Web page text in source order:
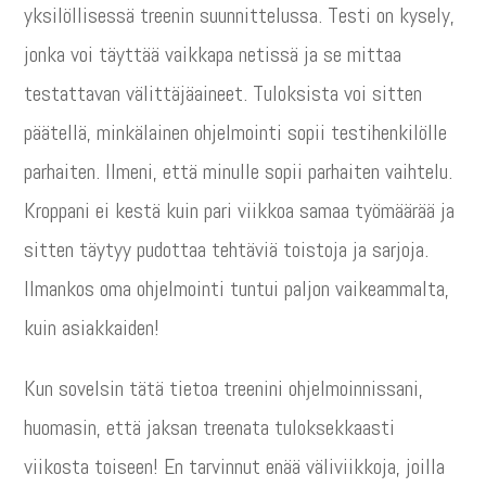
yksilöllisessä treenin suunnittelussa. Testi on kysely,
jonka voi täyttää vaikkapa netissä ja se mittaa
testattavan välittäjäaineet. Tuloksista voi sitten
päätellä, minkälainen ohjelmointi sopii testihenkilölle
parhaiten. Ilmeni, että minulle sopii parhaiten vaihtelu.
Kroppani ei kestä kuin pari viikkoa samaa työmäärää ja
sitten täytyy pudottaa tehtäviä toistoja ja sarjoja.
Ilmankos oma ohjelmointi tuntui paljon vaikeammalta,
kuin asiakkaiden!
Kun sovelsin tätä tietoa treenini ohjelmoinnissani,
huomasin, että jaksan treenata tuloksekkaasti
viikosta toiseen! En tarvinnut enää väliviikkoja, joilla